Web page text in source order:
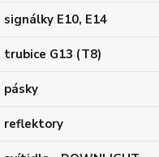
signálky E10, E14
trubice G13 (T8)
pásky
reflektory